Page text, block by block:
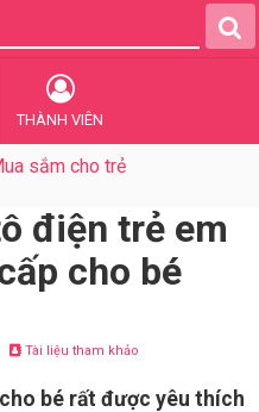
THÀNH VIÊN
sắm cho trẻ
điện trẻ em
cho bé
Tài liệu tham khảo
bé rất được yêu thích